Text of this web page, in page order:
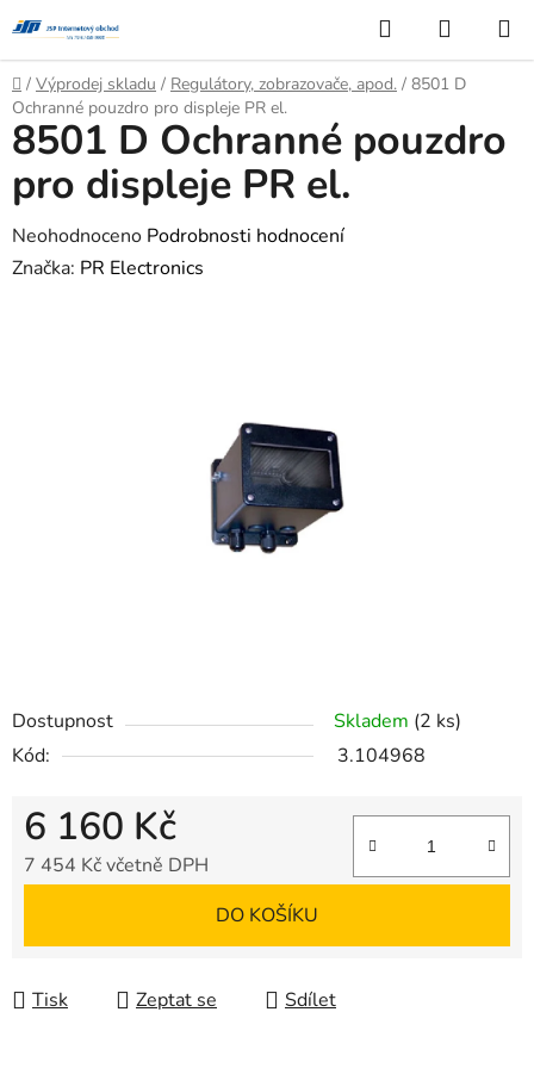
na
obsah
Hledat
KOŠÍK
Domů
/ Výprodej skladu / Regulátory, zobrazovače, apod. / 8501 D
Ochranné pouzdro pro displeje PR el.
Dostupnost Skladem (2 ks)
Kód:
3.104968
6 160 Kč
7 454 Kč včetně DPH
DO KOŠÍKU
Tisk Zeptat se Sdílet
8501 D Ochranné pouzdro
pro displeje PR el.
Průměrné
hodnocení
Neohodnoceno Podrobnosti hodnocení
Značka: PR Electronics